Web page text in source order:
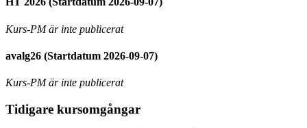
Kurs-PM är inte publicerat
avalg26 (Startdatum 2026-09-07)
Kurs-PM är inte publicerat
Tidigare kursomgångar